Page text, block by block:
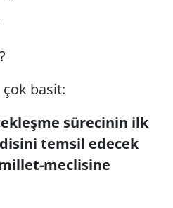
çok basit:
sürecinin ilk
temsil edecek
meclisine